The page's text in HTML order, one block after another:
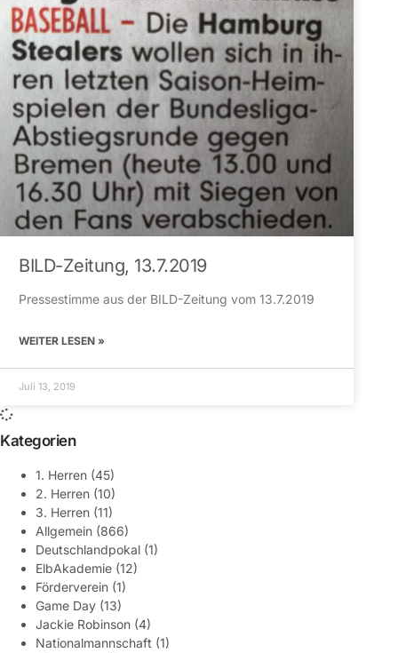
BILD-Zeitung, 13.7.2019
Pressestimme aus der BILD-Zeitung vom 13.7.2019
WEITER LESEN »
Juli 13, 2019
Kategorien
1. Herren (45)
2. Herren (10)
3. Herren (11)
Allgemein (866)
Deutschlandpokal (1)
ElbAkademie (12)
Förderverein (1)
Game Day (13)
Jackie Robinson (4)
Nationalmannschaft (1)